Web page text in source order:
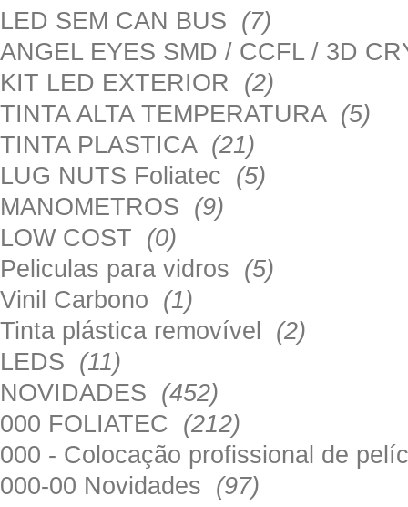
LED SEM CAN BUS (7)
ANGEL EYES SMD / CCFL / 3D
KIT LED EXTERIOR (2)
TINTA ALTA TEMPERATURA (5)
TINTA PLASTICA (21)
LUG NUTS Foliatec (5)
MANOMETROS (9)
LOW COST (0)
Peliculas para vidros (5)
Vinil Carbono (1)
Tinta plástica removível (2)
LEDS (11)
NOVIDADES (452)
000 FOLIATEC (212)
000 - Colocação profissional de
000-00 Novidades (97)